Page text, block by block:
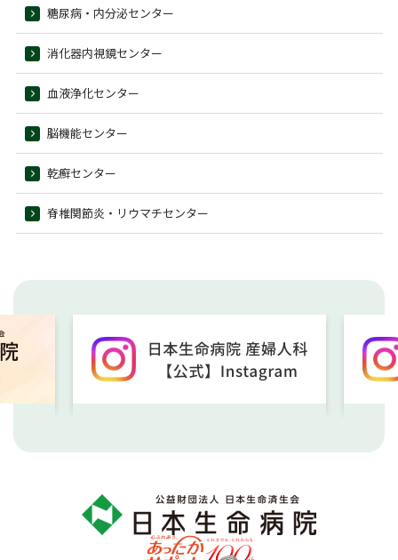
糖尿病・内分泌センター
消化器内視鏡センター
血液浄化センター
脳機能センター
乾癬センター
脊椎関節炎・リウマチセンター